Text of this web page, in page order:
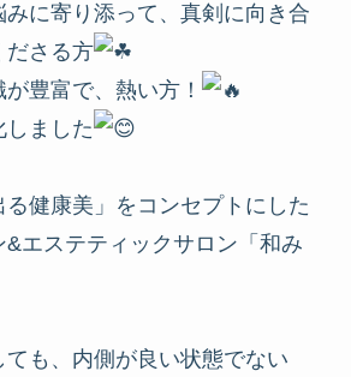
に寄り添って、真剣に向き合
ださる方
豊富で、熱い方！
しました
る健康美」をコンセプトにした
&エステティックサロン「和み
も、内側が良い状態でない